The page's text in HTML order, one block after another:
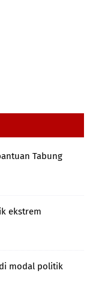
Tabung
ekstrem
modal politik